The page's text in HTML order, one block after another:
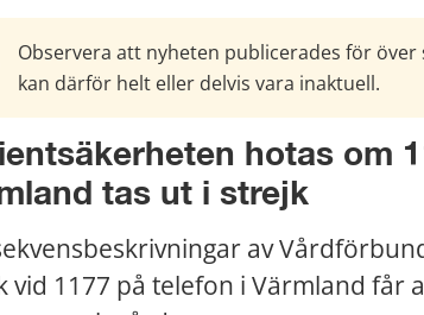
Observera att nyheten publicerades för
kan därför helt eller delvis vara inaktuell.
hotas om
tas ut i strejk
av
vid 1177 på telefon i Värmland får